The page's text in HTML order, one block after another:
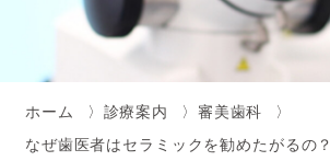
ホーム 診療案内
審美歯科
なぜ歯医者はセラミックを勧めたがるの？